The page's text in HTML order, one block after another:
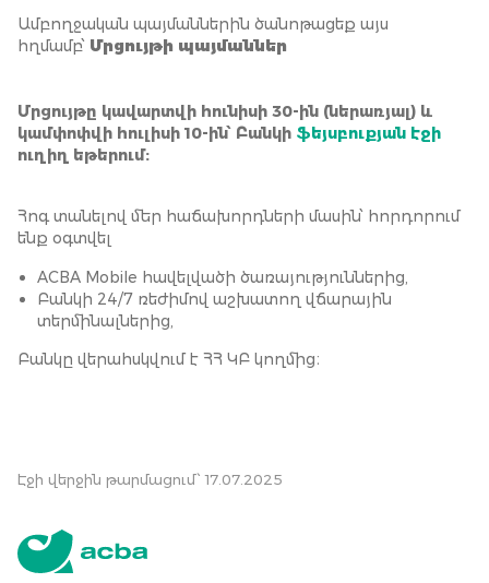
Ամբողջական պայմաններին ծանոթացեք այս
հղմամբ՝ Մրցույթի պայմաններ
Մրցույթը կավարտվի հունիսի 30-ին (ներառյալ) և
կամփոփվի հուլիսի 10-ին՝ Բանկի ֆեյսբուքյան էջի
ուղիղ եթերում:
Հոգ տանելով մեր հաճախորդների մասին՝ հորդորում
ենք օգտվել
ACBA Mobile հավելվածի ծառայություններից,
Բանկի 24/7 ռեժիմով աշխատող վճարային
տերմինալներից,
Բանկը վերահսկվում է ՀՀ ԿԲ կողմից։
Էջի վերջին թարմացում՝ 17.07.2025